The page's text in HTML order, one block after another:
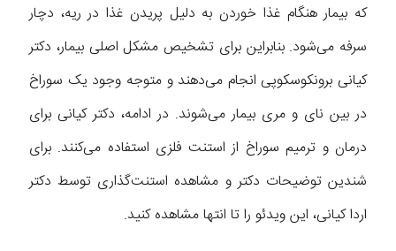
که بیمار هنگام غذا خوردن به دلیل پریدن غذا در ریه، دچار
سرفه می‌شود. بنابراین برای تشخیص مشکل اصلی بیمار، دکتر
کیانی برونکوسکوپی انجام می‌دهند و متوجه وجود یک سوراخ
در بین نای و مری بیمار می‌شوند. در ادامه، دکتر کیانی برای
درمان و ترمیم سوراخ از استنت فلزی استفاده می‌کنند. برای
شندین توضیحات دکتر و مشاهده استنت‌گذاری توسط دکتر
اردا کیانی، این ویدئو را تا انتها مشاهده کنید.